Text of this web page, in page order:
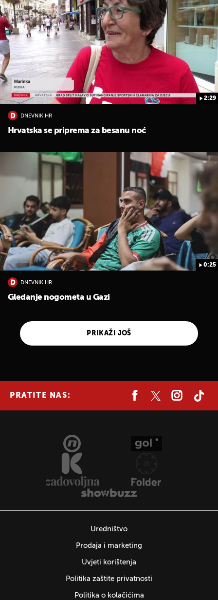
2:29
DNEVNIK.HR
Hrvatska se priprema za besanu noć
0:25
DNEVNIK.HR
Gledanje nogometa u Gazi
PRIKAŽI JOŠ
PRATITE NAS:
Uredništvo
Prodaja i marketing
Uvjeti korištenja
Politika zaštite privatnosti
Politika o kolačićima